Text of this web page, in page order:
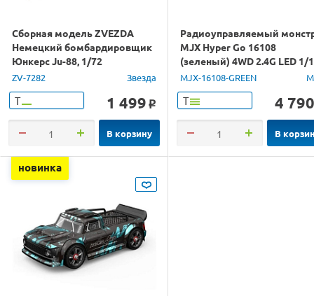
Сборная модель ZVEZDA
Немецкий бомбардировщик
Юнкерс Ju-88, 1/72
ZV-7282 Звезда
Т 1 499 o
В корзину
Радиоуправляемый
MJX Hyper Go 16108
(зеленый) 4WD 2.4G LED 1/
RTR
MJX-16108-GREEN
Т 4 790
В
новинка